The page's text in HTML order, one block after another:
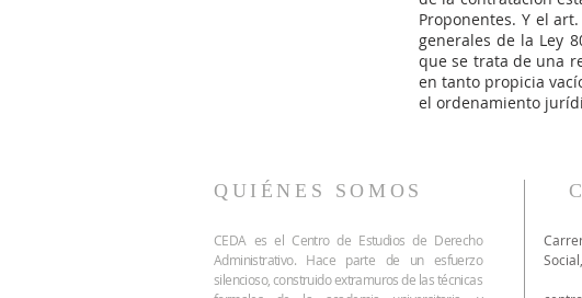
Proponentes. Y el
generales de la Ley
que se trata de una
en tanto propicia
el ordenamiento
QUIÉNES SOMOS
CEDA es el Centro de Estudios de Derecho
Administrativo. Hace parte de un esfuerzo
silencioso, construido extramuros de las técnicas